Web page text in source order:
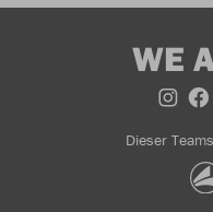
WE
Dieser